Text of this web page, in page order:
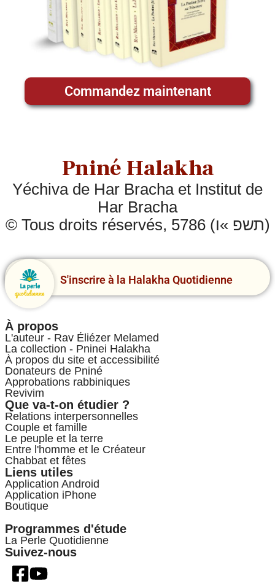
Commandez maintenant
Pniné Halakha
Yéchiva de Har Bracha et Institut de
Har Bracha
© Tous droits réservés, 5786 (תשפ »ו)
S'inscrire à la Halakha Quotidienne
À propos
L'auteur - Rav Éliézer Melamed
La collection - Pninei Halakha
À propos du site et accessibilité
Donateurs de Pniné
Approbations rabbiniques
Revivim
Que va-t-on étudier ?
Relations interpersonnelles
Couple et famille
Le peuple et la terre
Entre l'homme et le Créateur
Chabbat et fêtes
Liens utiles
Application Android
Application iPhone
Boutique
Programmes d'étude
La Perle Quotidienne
Suivez-nous